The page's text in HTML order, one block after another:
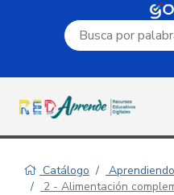
Campo de
Catálogo
2 - Alimentación